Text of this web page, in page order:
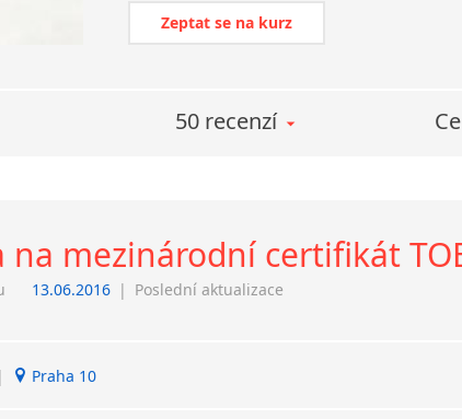
Zeptat se na kurz
50 recenzí
na mezinárodní certifikát
13.06.2016 | Poslední aktualizace
| Praha 10